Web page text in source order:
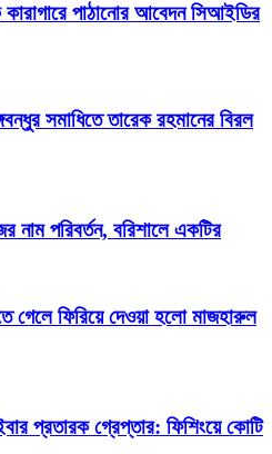
পাঠানোর আবেদন সিআইডির
সমাধিতে তারেক রহমানের বিরল
নাম পরিবর্তন, বরিশালে একটির
গেলে ফিরিয়ে দেওয়া হলো মাজহারুল
প্রতারক গ্রেপ্তার: ফিশিংয়ে কোটি